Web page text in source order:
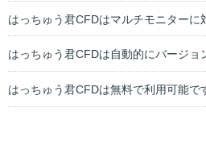
はっちゅう君CFDはマルチモニターに
はっちゅう君CFDは自動的にバージョ
はっちゅう君CFDは無料で利用可能で